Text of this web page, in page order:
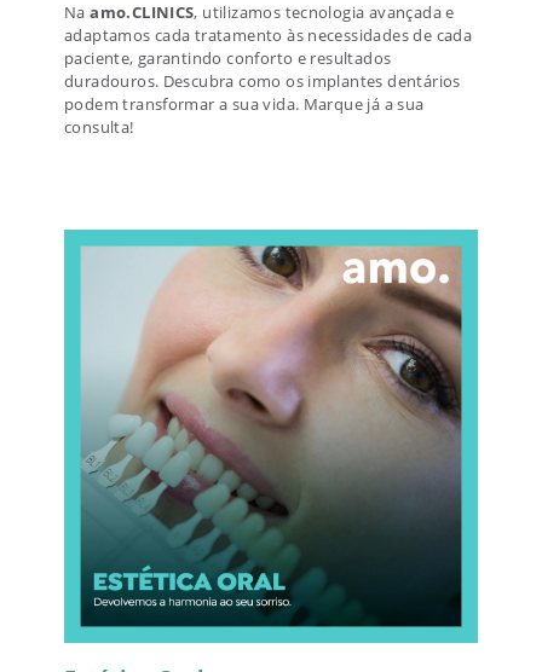
Naamo.CLINICS, utilizamos tecnologia avançada e
adaptamos cada tratamento às necessidades de cada
paciente, garantindo conforto e resultados
duradouros. Descubra como os implantes dentários
podem transformar a sua vida. Marque já a sua
consulta!